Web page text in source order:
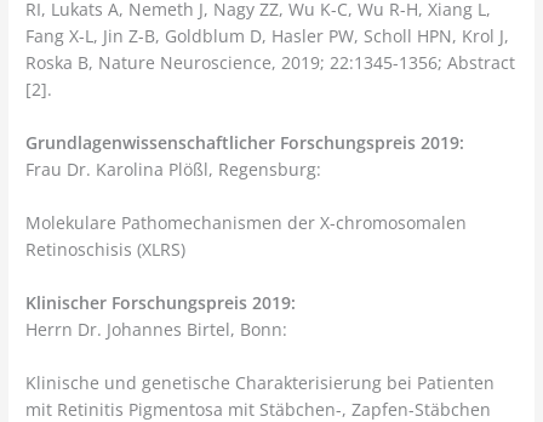
RI, Lukats A, Nemeth J, Nagy ZZ, Wu K-C, Wu R-H, Xiang L,
Fang X-L, Jin Z-B, Goldblum D, Hasler PW, Scholl HPN, Krol J,
Roska B, Nature Neuroscience, 2019; 22:1345-1356; Abstract
[2].
Grundlagenwissenschaftlicher Forschungspreis 2019:
Frau Dr. Karolina Plößl, Regensburg:
Molekulare Pathomechanismen der X-chromosomalen
Retinoschisis (XLRS)
Klinischer Forschungspreis 2019:
Herrn Dr. Johannes Birtel, Bonn:
Klinische und genetische Charakterisierung bei Patienten
mit Retinitis Pigmentosa mit Stäbchen-, Zapfen-Stäbchen